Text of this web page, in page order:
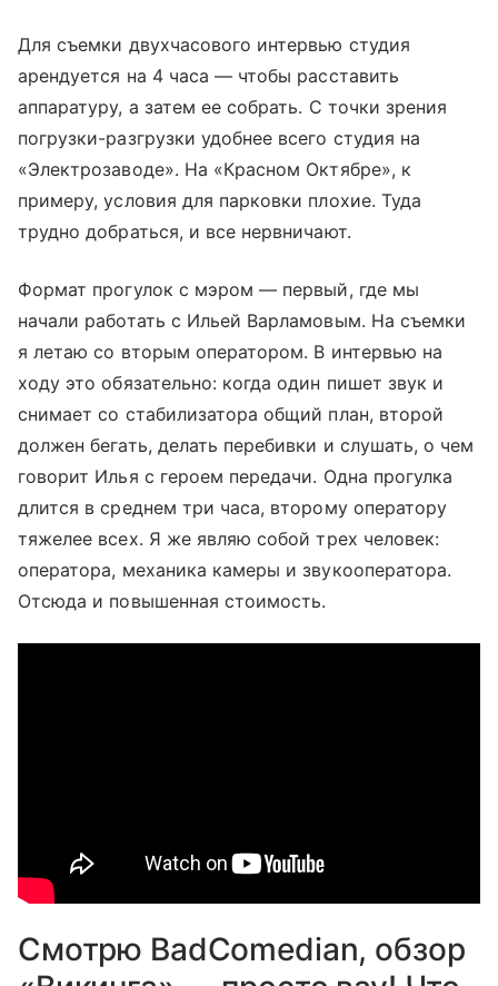
Для съемки двухчасового интервью студия
арендуется на 4 часа — чтобы расставить
аппаратуру, а затем ее собрать. С точки зрения
погрузки-разгрузки удобнее всего студия на
«Электрозаводе». На «Красном Октябре», к
примеру, условия для парковки плохие. Туда
трудно добраться, и все нервничают.
Формат прогулок с мэром — первый, где мы
начали работать с Ильей Варламовым. На съемки
я летаю со вторым оператором. В интервью на
ходу это обязательно: когда один пишет звук и
снимает со стабилизатора общий план, второй
должен бегать, делать перебивки и слушать, о чем
говорит Илья с героем передачи. Одна прогулка
длится в среднем три часа, второму оператору
тяжелее всех. Я же являю собой трех человек:
оператора, механика камеры и звукооператора.
Отсюда и повышенная стоимость.
Смотрю BadComedian, обзор